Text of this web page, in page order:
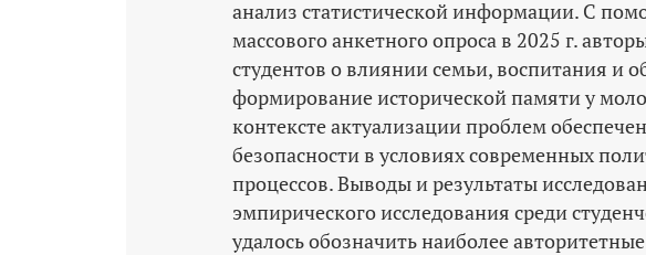
анализ статистической информации. С
массового анкетного опроса в 2025 г.
студентов о влиянии семьи, воспитания и
формирование исторической памяти у
контексте актуализации проблем
безопасности в условиях современных
процессов. Выводы и результаты
эмпирического исследования среди
удалось обозначить наиболее